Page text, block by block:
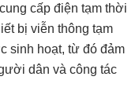
cấp điện tạm thời
bị viễn thông tạm
sinh hoạt, từ đó đảm
dân và công tác